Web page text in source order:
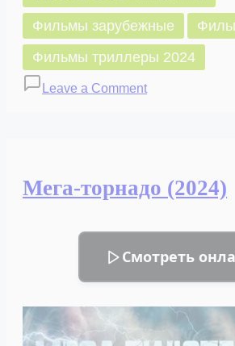
Фильмы зарубежные
Фильмы триллеры 2024
Leave a Commenton
Мега-торнадо (2024)
Смотреть